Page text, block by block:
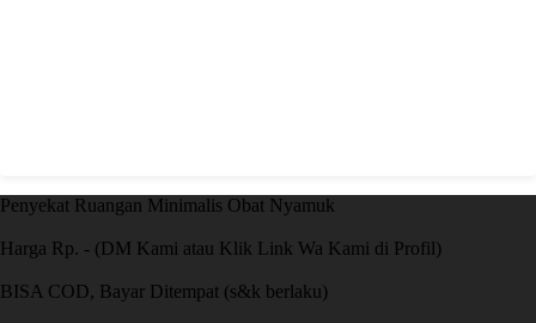
Penyekat Ruangan Minimalis Obat Nyamuk
Harga Rp. - (DM Kami atau Klik Link Wa Kami di Profil)
BISA COD, Bayar Ditempat (s&k berlaku)